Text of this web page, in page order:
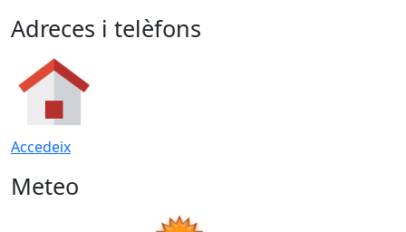
Adreces i telèfons
Accedeix
Meteo